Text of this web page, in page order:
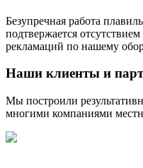
Безупречная работа
подтвержается
рекламаций по нашему
Наши клиенты и
Мы построили
многими компаниями